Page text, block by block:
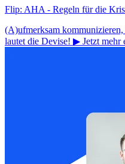
Flip: AHA - Regeln für die
(A)ufmerksam
lautet die Devise! ▶ Jetzt mehr